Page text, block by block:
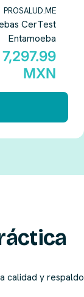
PROSALUD.ME
CerTest
Entamoeba
MXN
calidad y respaldo